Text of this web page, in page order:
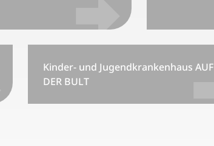
Kinder- und Jugendkrankenhaus AUF
DER BULT